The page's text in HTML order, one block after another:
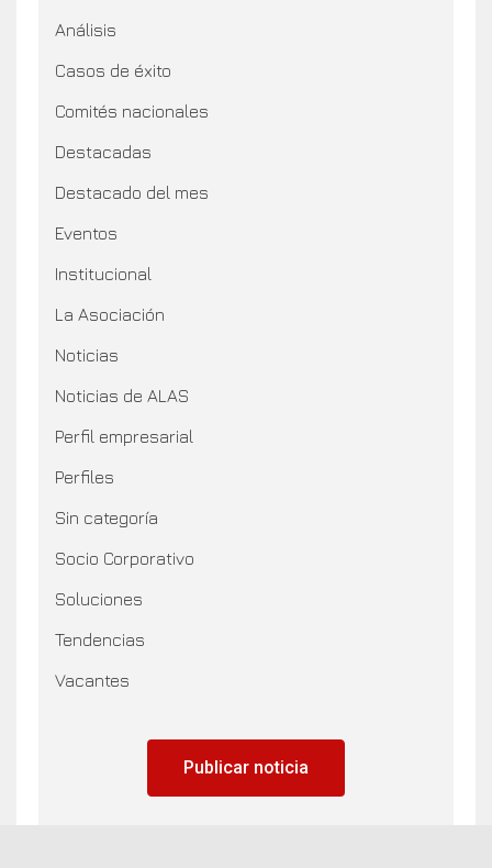
Análisis
Casos de éxito
Comités nacionales
Destacadas
Destacado del mes
Eventos
Institucional
La Asociación
Noticias
Noticias de ALAS
Perfil empresarial
Perfiles
Sin categoría
Socio Corporativo
Soluciones
Tendencias
Vacantes
Publicar noticia